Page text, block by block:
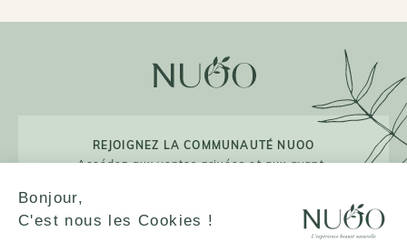
REJOIGNEZ LA COMMUNAUTÉ NUOO
Accédez aux ventes privées et aux avant-
Bonjour,
C'est nous les Cookies !